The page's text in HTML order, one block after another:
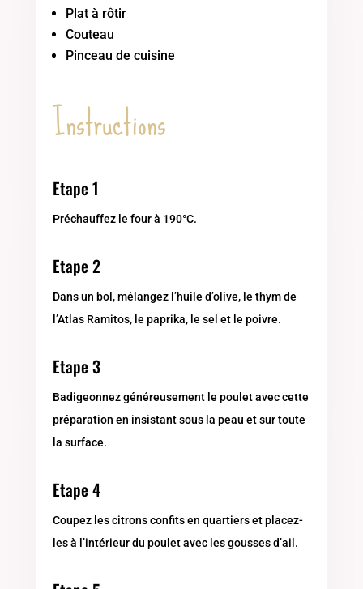
Plat à rôtir
Couteau
Pinceau de cuisine
Instructions
Etape 1
Préchauffez le four à 190°C.
Etape 2
Dans un bol, mélangez l’huile d’olive, le thym de
l’Atlas Ramitos, le paprika, le sel et le poivre.
Etape 3
Badigeonnez généreusement le poulet avec cette
préparation en insistant sous la peau et sur toute
la surface.
Etape 4
Coupez les citrons confits en quartiers et placez-
les à l’intérieur du poulet avec les gousses d’ail.